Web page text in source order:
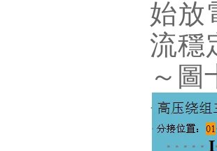
始放
流穩
～圖